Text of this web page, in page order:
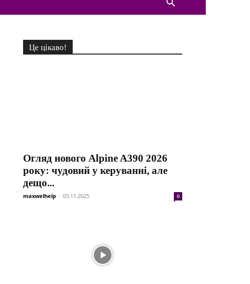
Це цікаво!
Огляд нового Alpine A390 2026
року: чудовий у керуванні, але
дещо...
maxwelhelp - 03.11.2025 0